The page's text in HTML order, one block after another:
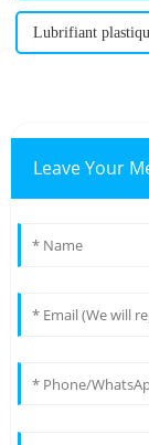
Lubrifiant
Leave Your